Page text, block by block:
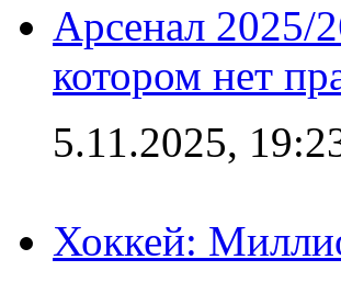
Арсенал 2025/
котором нет
5.11.2025,
Хоккей: